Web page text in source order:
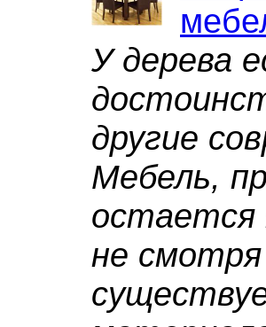
У дерева
другие
Мебель,
остается
не